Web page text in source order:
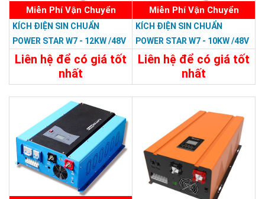
Miễn Phí Vận Chuyển
KÍCH ĐIỆN SIN CHUẨN
POWER STAR W7 - 12KW /48V
LCD
Liên hệ để có giá tốt
nhất
35.988.000đ
Đặt Mua
Miễn Phí Vận Chuyển
KÍCH ĐIỆN SIN CHUẨN
POWER STAR W7 - 10KW /48V
LCD
Liên hệ để có giá tốt
nhất
33.588.000đ